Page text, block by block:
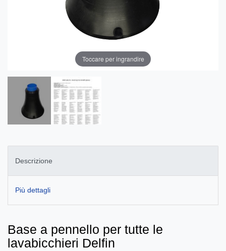
Toccare per ingrandire
Descrizione
Più dettagli
Base a pennello per tutte le
lavabicchieri Delfin